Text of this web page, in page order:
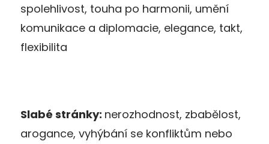
spolehlivost, touha po harmonii, umění
komunikace a diplomacie, elegance, takt,
flexibilita
Slabé stránky: nerozhodnost, zbabělost,
arogance, vyhýbání se konfliktům nebo